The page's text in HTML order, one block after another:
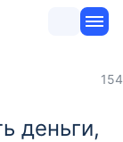
154
деньги,